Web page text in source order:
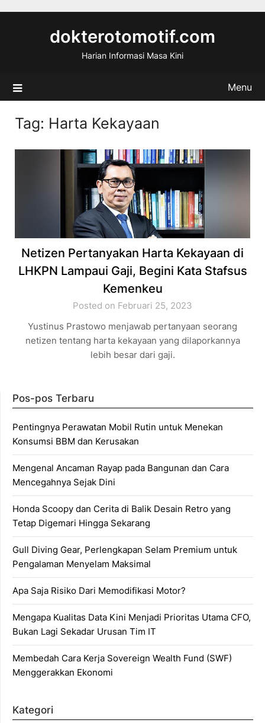
dokterotomotif.com
Harian Informasi Masa Kini
Menu
Tag: Harta Kekayaan
Netizen Pertanyakan Harta Kekayaan di
LHKPN Lampaui Gaji, Begini Kata Stafsus
Kemenkeu
Posted on Februari 25, 2023
Yustinus Prastowo menjawab pertanyaan seorang
netizen tentang harta kekayaan yang dilaporkannya
lebih besar dari gaji.
Pos-pos Terbaru
Pentingnya Perawatan Mobil Rutin untuk Menekan
Konsumsi BBM dan Kerusakan
Mengenal Ancaman Rayap pada Bangunan dan Cara
Mencegahnya Sejak Dini
Honda Scoopy dan Cerita di Balik Desain Retro yang
Tetap Digemari Hingga Sekarang
Gull Diving Gear, Perlengkapan Selam Premium untuk
Pengalaman Menyelam Maksimal
Apa Saja Risiko Dari Memodifikasi Motor?
Mengapa Kualitas Data Kini Menjadi Prioritas Utama CFO,
Bukan Lagi Sekadar Urusan Tim IT
Membedah Cara Kerja Sovereign Wealth Fund (SWF)
Menggerakkan Ekonomi
Kategori